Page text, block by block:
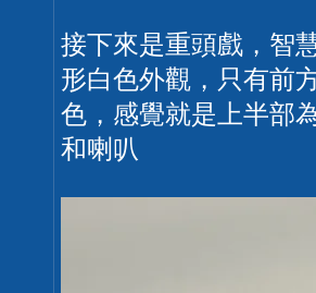
接下來是重頭戲，智
形白色外觀，只有前
色，感覺就是上半部
和喇叭